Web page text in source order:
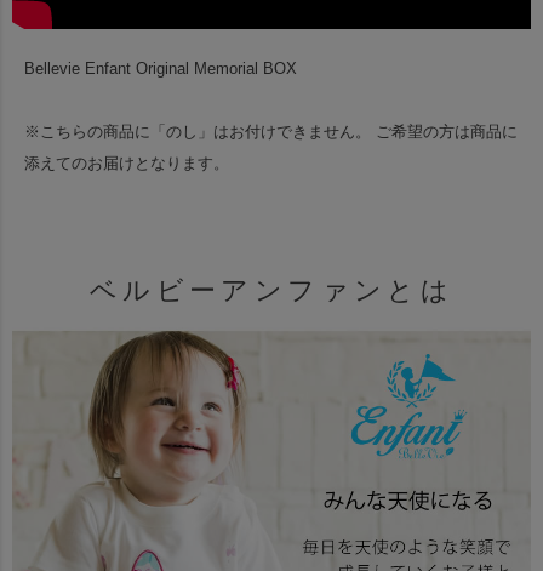
Bellevie Enfant Original Memorial BOX
※こちらの商品に「のし」はお付けできません。
ご希望の方は商品に
添えてのお届けとなります。
ベルビーアンファンとは